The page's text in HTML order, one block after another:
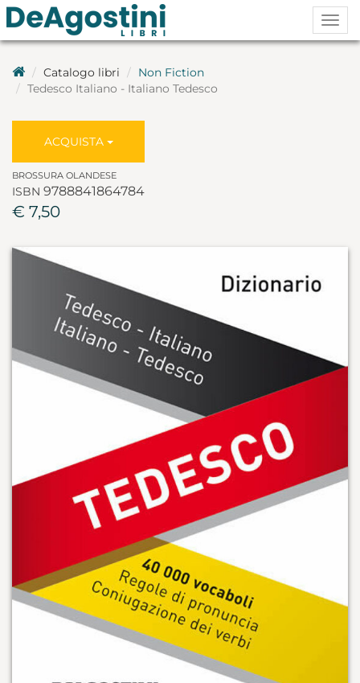
Catalogo libri
Non Fiction
Tedesco Italiano - Italiano Tedesco
ACQUISTA
BROSSURA OLANDESE
ISBN 9788841864784
€ 7,50